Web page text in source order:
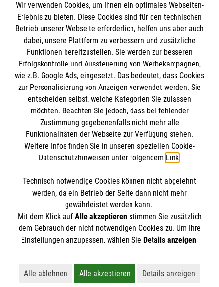
Informationen
Impressum
Datenschutz
Kontakt
Die Malteser
Malteser in Deutschland
Malteserorden
Sharepoint
Spendenkonto
Bank: Pax-Bank
IBAN: DE20370601201201214188
BIC: GENODED1 PA7
So finden Sie uns
Spyckstraße 50-52
47533 Kleve
info.kleve@malteser.org
Der Malteser Hilfsdienst e.V. ist als eingetragene
Gewerbesteuer befreit.
Wir verwenden Cookies, um Ihnen ein optimales Webseiten-
Erlebnis zu bieten. Diese Cookies sind für den technischen
Betrieb unserer Webseite erforderlich, helfen uns aber auch
dabei, unsere Plattform zu verbessern und zusätzliche
Funktionen bereitzustellen. Sie werden zur besseren
Erfolgskontrolle und Aussteuerung von Werbekampagnen,
wie z.B. Google Ads, eingesetzt. Das bedeutet, dass Cookies
zur Personalisierung von Anzeigen verwendet werden. Sie
entscheiden selbst, welche Kategorien Sie zulassen
möchten. Beachten Sie jedoch, dass bei fehlender
Zustimmung gegebenenfalls nicht mehr alle
Funktionalitäten der Webseite zur Verfügung stehen.
Weitere Infos finden Sie in unseren speziellen Cookie-
Datenschutzhinweisen unter folgendem Link.
Technisch notwendige Cookies können nicht abgelehnt
werden, da ein Betrieb der Seite dann nicht mehr
gewährleistet werden kann.
Mit dem Klick auf Alle akzeptierenstimmen Sie zusätzlich
dem Gebrauch der nicht notwendigen Cookies zu. Um Ihre
Einstellungen anzupassen, wählen Sie Details anzeigen.
Alle ablehnen
Lehnt alle nicht-essentiellen Cookies ab
Alle akzeptieren
Akzeptiert alle Cookies
Details anzeigen